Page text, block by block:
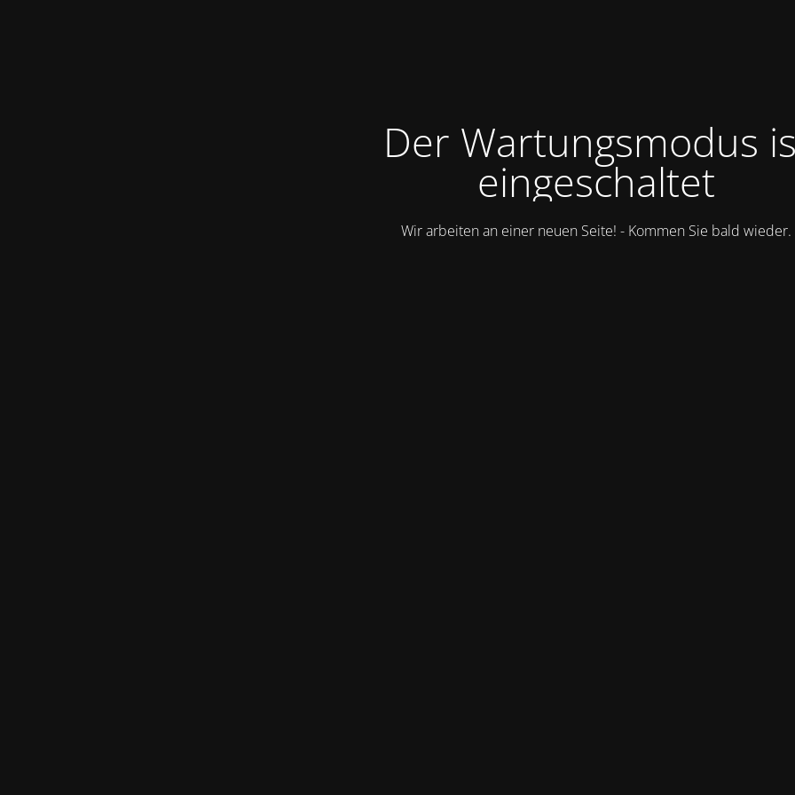
Der Wartungsmodus
eingeschaltet
Wir arbeiten an einer neuen Seite! - Kommen Sie bald wieder.